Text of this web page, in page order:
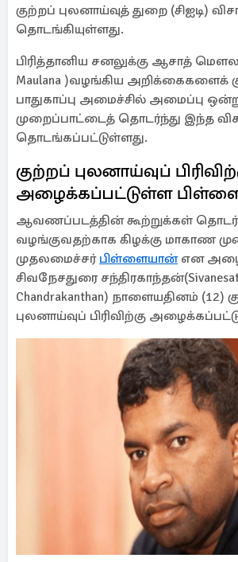
குற்றப் புலனாய்வுத் துறை (சிஐடி)
தொடங்கியுள்ளது.
பிரித்தானிய சனலுக்கு ஆசாத்
Maulana )வழங்கிய அறிக்கைகளைக்
பாதுகாப்பு அமைச்சில் அமைப்பு
முறைப்பாட்டைத் தொடர்ந்து இந்த
தொடங்கப்பட்டுள்ளது.
குற்றப் புலனாய்வுப்
அழைக்கப்பட்டுள்ள
ஆவணப்படத்தின் கூற்றுக்கள்
வழங்குவதற்காக கிழக்கு மாகாண
முதலமைச்சர் பிள்ளையான்என
சிவநேசதுரை
Chandrakanthan) நாளையதினம் (12)
புலனாய்வுப் பிரிவிற்கு